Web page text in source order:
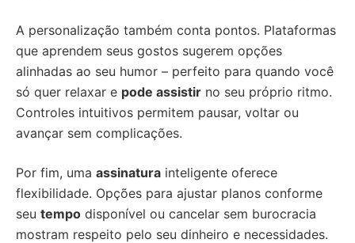
A personalização também conta pontos. Plataformas
que aprendem seus gostos sugerem opções
alinhadas ao seu humor – perfeito para quando você
só quer relaxar e pode assistir no seu próprio ritmo.
Controles intuitivos permitem pausar, voltar ou
avançar sem complicações.
Por fim, uma assinatura inteligente oferece
flexibilidade. Opções para ajustar planos conforme
seu tempo disponível ou cancelar sem burocracia
mostram respeito pelo seu dinheiro e necessidades.